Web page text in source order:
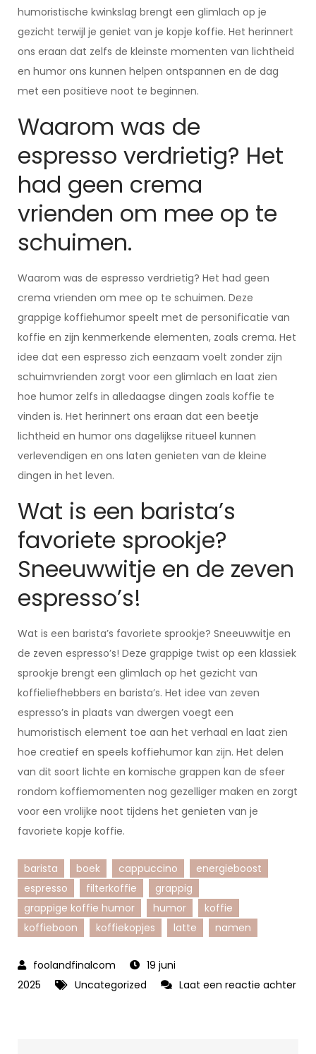
humoristische kwinkslag brengt een glimlach op je
gezicht terwijl je geniet van je kopje koffie. Het herinnert
ons eraan dat zelfs de kleinste momenten van lichtheid
en humor ons kunnen helpen ontspannen en de dag
met een positieve noot te beginnen.
Waarom was de
espresso verdrietig? Het
had geen crema
vrienden om mee op te
schuimen.
Waarom was de espresso verdrietig? Het had geen
crema vrienden om mee op te schuimen. Deze
grappige koffiehumor speelt met de personificatie van
koffie en zijn kenmerkende elementen, zoals crema. Het
idee dat een espresso zich eenzaam voelt zonder zijn
schuimvrienden zorgt voor een glimlach en laat zien
hoe humor zelfs in alledaagse dingen zoals koffie te
vinden is. Het herinnert ons eraan dat een beetje
lichtheid en humor ons dagelijkse ritueel kunnen
verlevendigen en ons laten genieten van de kleine
dingen in het leven.
Wat is een barista’s
favoriete sprookje?
Sneeuwwitje en de zeven
espresso’s!
Wat is een barista’s favoriete sprookje? Sneeuwwitje en
de zeven espresso’s! Deze grappige twist op een klassiek
sprookje brengt een glimlach op het gezicht van
koffieliefhebbers en barista’s. Het idee van zeven
espresso’s in plaats van dwergen voegt een
humoristisch element toe aan het verhaal en laat zien
hoe creatief en speels koffiehumor kan zijn. Het delen
van dit soort lichte en komische grappen kan de sfeer
rondom koffiemomenten nog gezelliger maken en zorgt
voor een vrolijke noot tijdens het genieten van je
favoriete kopje koffie.
barista boek cappuccino
energieboost
espresso
filterkoffie
grappig
grappige koffie humor
humor
koffie
koffieboon
koffiekopjes latte namen
19 juni
2025
Uncategorized
Laat een reactie achter